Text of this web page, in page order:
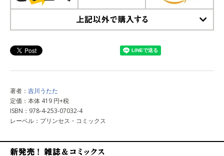
著者： 吉川うたた
定価：本体 419 円+税
ISBN：978-4-253-07032-4
レーベル：プリンセス・コミックス